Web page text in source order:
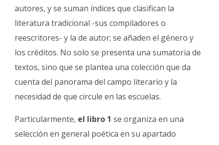
autores, y se suman índices que clasifican la
literatura tradicional -sus compiladores o
reescritores- y la de autor; se añaden el género y
los créditos. No solo se presenta una sumatoria de
textos, sino que se plantea una colección que da
cuenta del panorama del campo literario y la
necesidad de que circule en las escuelas.
Particularmente, el libro 1 se organiza en una
selección en general poética en su apartado